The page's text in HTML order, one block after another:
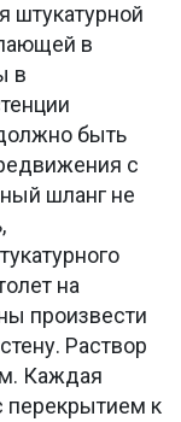
штукатурной
в
в
быть
с
шланг не
на
произвести
Раствор
Каждая
перекрытием к